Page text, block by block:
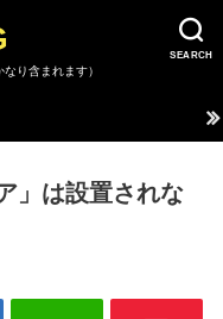
SEARCH
り含まれます）
」は設置されな